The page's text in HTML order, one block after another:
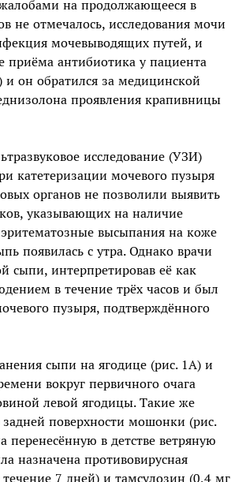
на продолжающееся в
не отмечалось, исследования мочи
мочевыводящих путей, и
приёма антибиотика у пациента
и он обратился за медицинской
проявления крапивницы
исследование (УЗИ)
катетеризации мочевого пузыря
органов не позволили выявить
указывающих на наличие
высыпания на коже
появилась с утра. Однако врачи
сыпи, интерпретировав её как
в течение трёх часов и был
пузыря, подтверждённого
сыпи на ягодице (рис. 1А) и
вокруг первичного очага
левой ягодицы. Такие же
поверхности мошонки (рис.
перенесённую в детстве ветряную
назначена противовирусная
7 дней) и тамсулозин (0,4 мг